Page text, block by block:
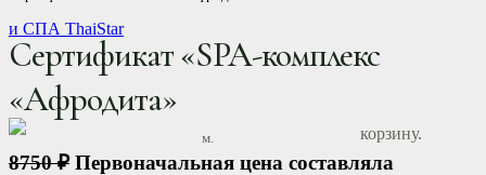
м. корзину.
Сертификат «SPA-комплекс
«Афродита»
8750₽ Первоначальная цена составляла